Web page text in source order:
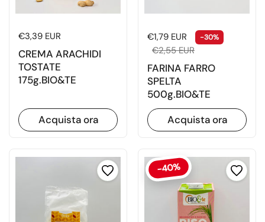
Prezzo di listino
€3,39 EUR
CREMA ARACHIDI
TOSTATE
175g.BIO&TE
Acquista ora
Prezzo di listino
€1,79 EUR -30%
€2,55 EUR
FARINA FARRO
SPELTA
500g.BIO&TE
Acquista ora
-40%